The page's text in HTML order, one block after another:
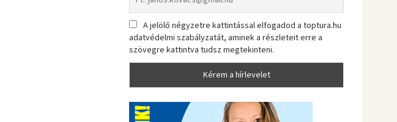
A jelölő négyzetre kattintással elfogadod a toptura.hu
adatvédelmi szabályzatát, aminek a részleteit erre a
szövegre kattintva tudsz megtekinteni.